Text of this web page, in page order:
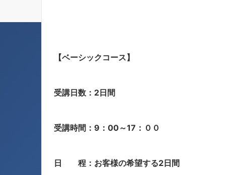
【ベーシックコース】
受講日数：2日間
受講時間：9：00～17：００
日 程：お客様の希望する2日間